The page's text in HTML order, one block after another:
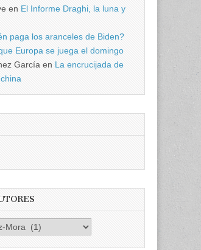
en El Informe Draghi, la luna y
paga los aranceles de Biden?
Europa se juega el domingo
García en La encrucijada de